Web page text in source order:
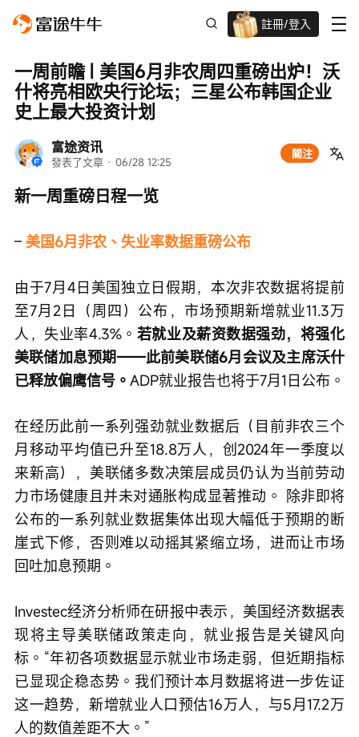
註冊/登入
富途资讯
發表了文章 · 06/28 12:25
關注
一周前瞻 | 美国6月非农周四重磅出炉！沃
什将亮相欧央行论坛；三星公布韩国企业
史上最大投资计划
新一周重磅日程一览
– 美国6月非农、失业率数据重磅公布
由于7月4日美国独立日假期，本次非农数据将提前
至7月2日（周四）公布，市场预期新增就业11.3万
人，失业率4.3%。 若就业及薪资数据强劲，将强化
美联储加息预期——此前美联储6月会议及主席沃什
已释放偏鹰信号。 ADP就业报告也将于7月1日公布。
在经历此前一系列强劲就业数据后（目前非农三个
月移动平均值已升至18.8万人，创2024年一季度以
来新高），美联储多数决策层成员仍认为当前劳动
力市场健康且并未对通胀构成显著推动。 除非即将
公布的一系列就业数据集体出现大幅低于预期的断
崖式下修，否则难以动摇其紧缩立场，进而让市场
回吐加息预期。
Investec经济分析师在研报中表示，美国经济数据表
现将主导美联储政策走向，就业报告是关键风向
标。“年初各项数据显示就业市场走弱，但近期指标
已显现企稳态势。我们预计本月数据将进一步佐证
这一趋势，新增就业人口预估16万人，与5月17.2万
人的数值差距不大。”